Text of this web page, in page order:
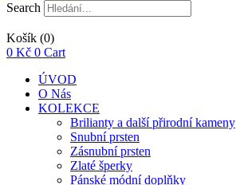
Search
Košík (0)
0 Kč 0 Cart
ÚVOD
O Nás
KOLEKCE
Brilianty a další přirodní kameny
Snubní prsten
Zásnubní prsten
Zlaté šperky
Pánské módní doplňky